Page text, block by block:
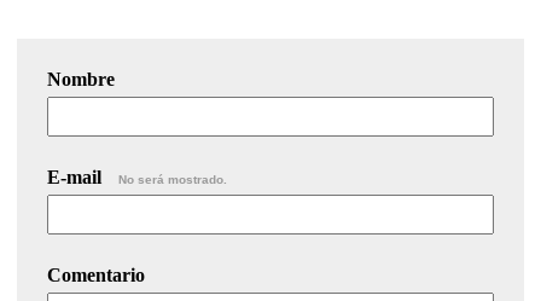
Nombre
E-mail No será mostrado.
Comentario